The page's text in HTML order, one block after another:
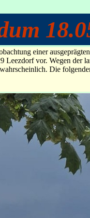
einer
Leezdorf vor. Wegen der
Die